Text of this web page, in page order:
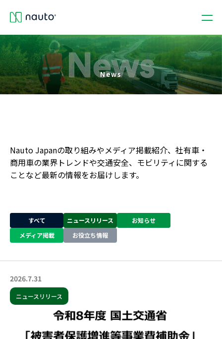
News
Nauto Japanの取り組みやメディア掲載紹介、社有車・
商用車の業界トレンドや交通安全、モビリティに関する
ことなど最新の情報をお届けします。
すべて ニュースリリース
お知らせ
メディア掲載
お役立ち情報
2026.7.31
ニュースリリース